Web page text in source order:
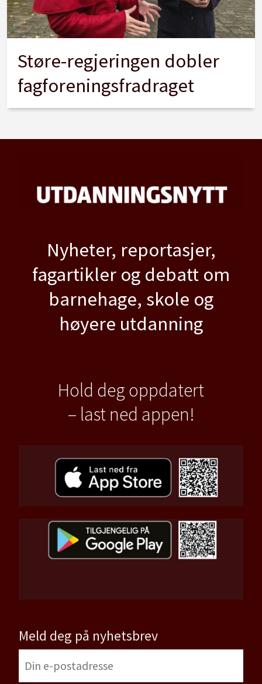
Støre-regjeringen dobler
fagforeningsfradraget
Nyheter, reportasjer,
fagartikler og debatt om
barnehage, skole og
høyere utdanning
Hold deg oppdatert
– last ned appen!
Meld deg på nyhetsbrev